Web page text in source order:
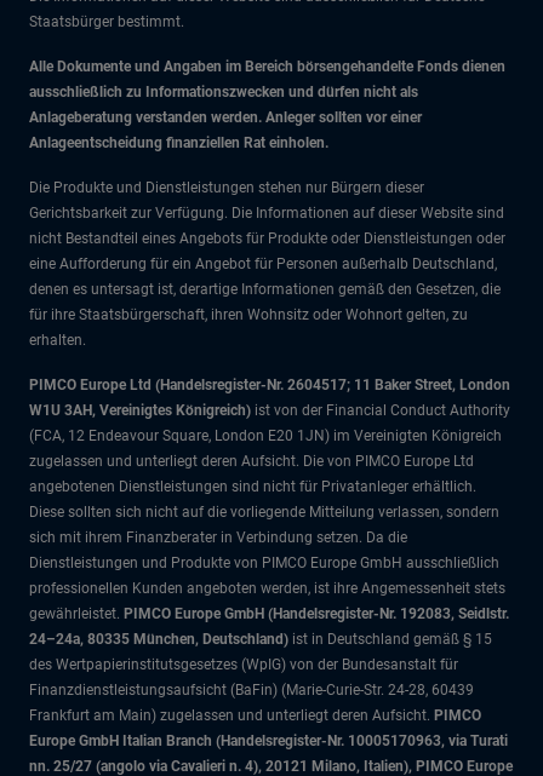
Staatsbürger bestimmt.
Alle Dokumente und Angaben im Bereich börsengehandelte Fonds dienen
ausschließlich zu Informationszwecken und dürfen nicht als
Anlageberatung verstanden werden. Anleger sollten vor einer
Anlageentscheidung finanziellen Rat einholen.
Die Produkte und Dienstleistungen stehen nur Bürgern dieser
Gerichtsbarkeit zur Verfügung. Die Informationen auf dieser Website sind
nicht Bestandteil eines Angebots für Produkte oder Dienstleistungen oder
eine Aufforderung für ein Angebot für Personen außerhalb Deutschland,
denen es untersagt ist, derartige Informationen gemäß den Gesetzen, die
für ihre Staatsbürgerschaft, ihren Wohnsitz oder Wohnort gelten, zu
erhalten.
PIMCO Europe Ltd (Handelsregister-Nr. 2604517; 11 Baker Street, London
W1U 3AH, Vereinigtes Königreich) ist von der Financial Conduct Authority
(FCA, 12 Endeavour Square, London E20 1JN) im Vereinigten Königreich
zugelassen und unterliegt deren Aufsicht. Die von PIMCO Europe Ltd
angebotenen Dienstleistungen sind nicht für Privatanleger erhältlich.
Diese sollten sich nicht auf die vorliegende Mitteilung verlassen, sondern
sich mit ihrem Finanzberater in Verbindung setzen. Da die
Dienstleistungen und Produkte von PIMCO Europe GmbH ausschließlich
professionellen Kunden angeboten werden, ist ihre Angemessenheit stets
gewährleistet. PIMCO Europe GmbH (Handelsregister-Nr. 192083, Seidlstr.
24–24a, 80335 München, Deutschland) ist in Deutschland gemäß § 15
des Wertpapierinstitutsgesetzes (WpIG) von der Bundesanstalt für
Finanzdienstleistungsaufsicht (BaFin) (Marie-Curie-Str. 24-28, 60439
Frankfurt am Main) zugelassen und unterliegt deren Aufsicht. PIMCO
Europe GmbH Italian Branch (Handelsregister-Nr. 10005170963, via Turati
nn. 25/27 (angolo via Cavalieri n. 4), 20121 Milano, Italien), PIMCO Europe